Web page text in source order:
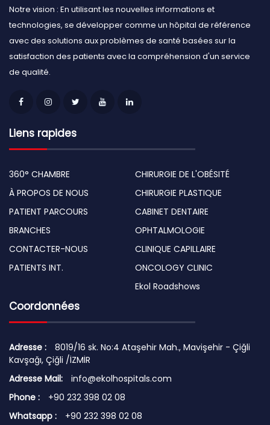
Notre vision : En utilisant les nouvelles informations et
technologies, se développer comme un hôpital de référence
avec des solutions aux problèmes de santé basées sur la
satisfaction des patients avec la compréhension d'un service
de qualité.
Liens rapides
360° CHAMBRE
À PROPOS DE NOUS
PATIENT PARCOURS
BRANCHES
CONTACTER-NOUS
PATIENTS INT.
CHIRURGIE DE L'OBÉSITÉ
CHIRURGIE PLASTIQUE
CABINET DENTAIRE
OPHTALMOLOGIE
CLINIQUE CAPILLAIRE
ONCOLOGY CLINIC
Ekol Roadshows
Coordonnées
Adresse :
8019/16 sk. No:4 Ataşehir Mah., Mavişehir - Çiğli
Kavşağı, Çiğli /İZMİR
Adresse Mail:
info@ekolhospitals.com
Phone :
+90 232 398 02 08
Whatsapp :
+90 232 398 02 08